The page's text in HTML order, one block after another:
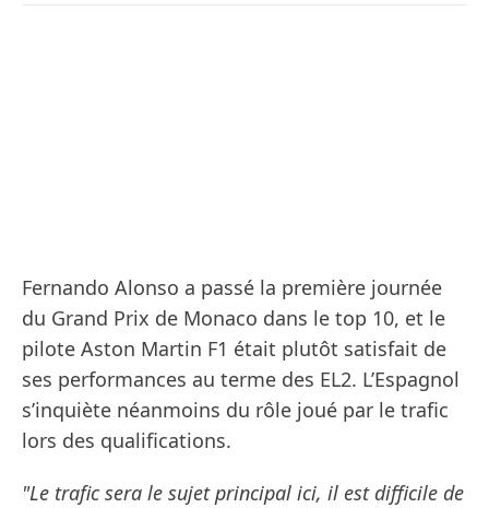
Fernando Alonso a passé la première journée
du Grand Prix de Monaco dans le top 10, et le
pilote Aston Martin F1 était plutôt satisfait de
ses performances au terme des EL2. L’Espagnol
s’inquiète néanmoins du rôle joué par le trafic
lors des qualifications.
"Le trafic sera le sujet principal ici, il est difficile de